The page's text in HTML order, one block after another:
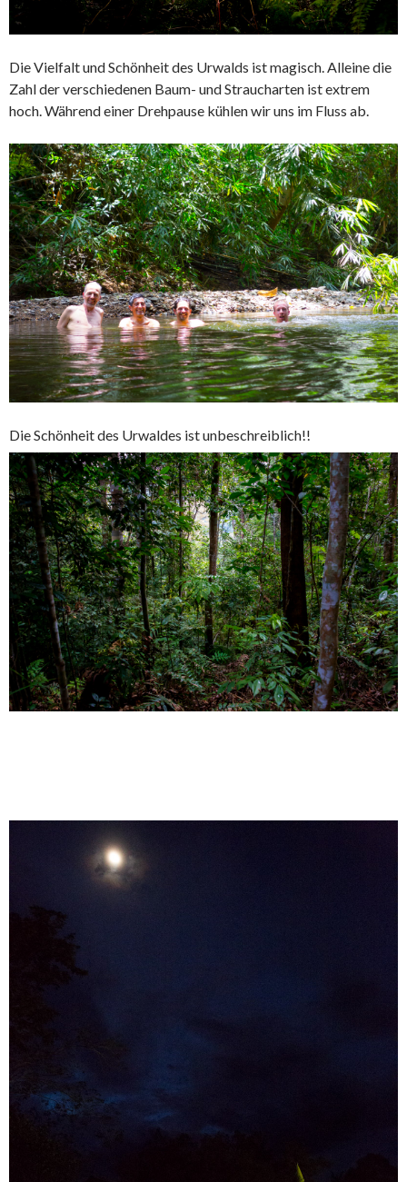
Die Vielfalt und Schönheit des Urwalds ist magisch. Alleine die
Zahl der verschiedenen Baum- und Straucharten ist extrem
hoch. Während einer Drehpause kühlen wir uns im Fluss ab.
Die Schönheit des Urwaldes ist unbeschreiblich!!